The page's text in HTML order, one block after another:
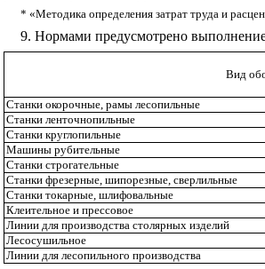
* «Методика определения затрат труда и
9. Нормами предусмотрено
Вид
Станки окорочные, рамы лесопильные
Станки ленточнопильные
Станки круглопильные
Машины рубительные
Станки строгательные
Станки фрезерные, шипорезные, сверлильные
Станки токарные, шлифовальные
Клеительное и прессовое
Линии для производства столярных изделий
Лесосушильное
Линии для лесопильного производства